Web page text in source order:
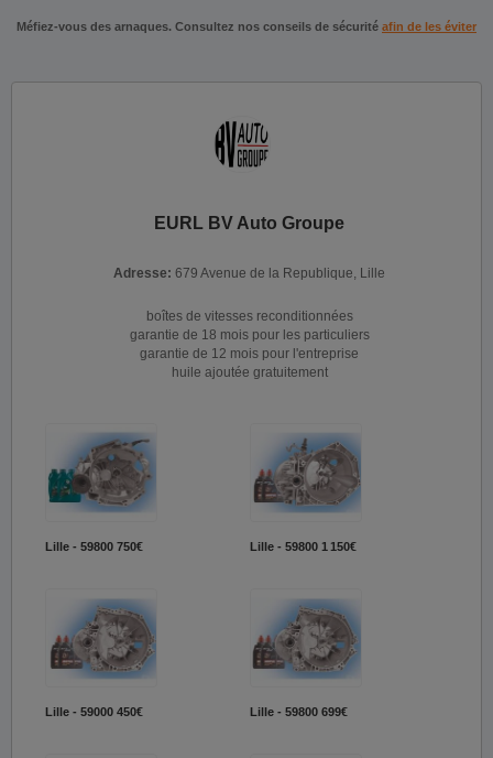
Méfiez-vous des arnaques. Consultez nos conseils de sécurité afin de les éviter
EURL BV Auto Groupe
Adresse: 679 Avenue de la Republique, Lille
boîtes de vitesses reconditionnées
garantie de 18 mois pour les particuliers
garantie de 12 mois pour l'entreprise
huile ajoutée gratuitement
Lille - 59800 750€ Lille - 59800 1 150€
Lille - 59000 450€ Lille - 59800 699€